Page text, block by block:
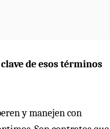
de esos términos
y manejen con